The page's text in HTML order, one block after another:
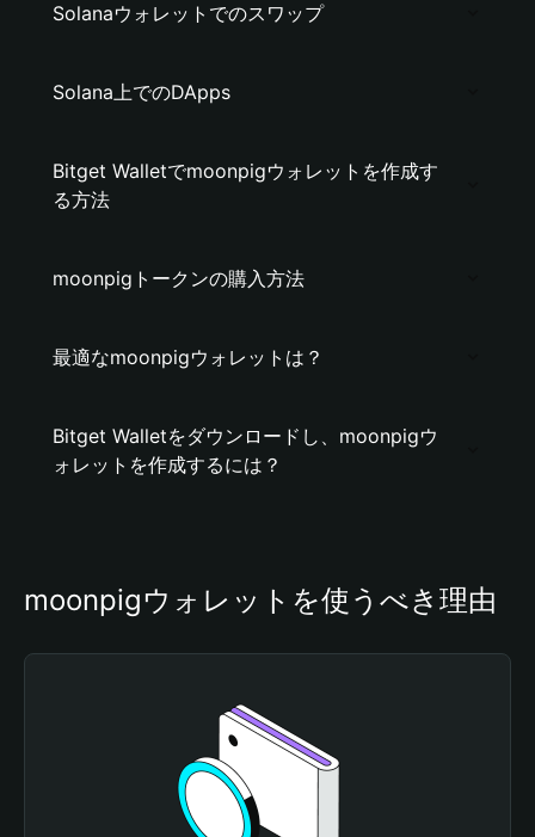
Solanaウォレットでのスワップ
Solana上でのDApps
Bitget Walletでmoonpigウォレットを作成す
る方法
moonpigトークンの購入方法
最適なmoonpigウォレットは？
Bitget Walletをダウンロードし、moonpigウ
ォレットを作成するには？
moonpigウォレットを使うべき理由